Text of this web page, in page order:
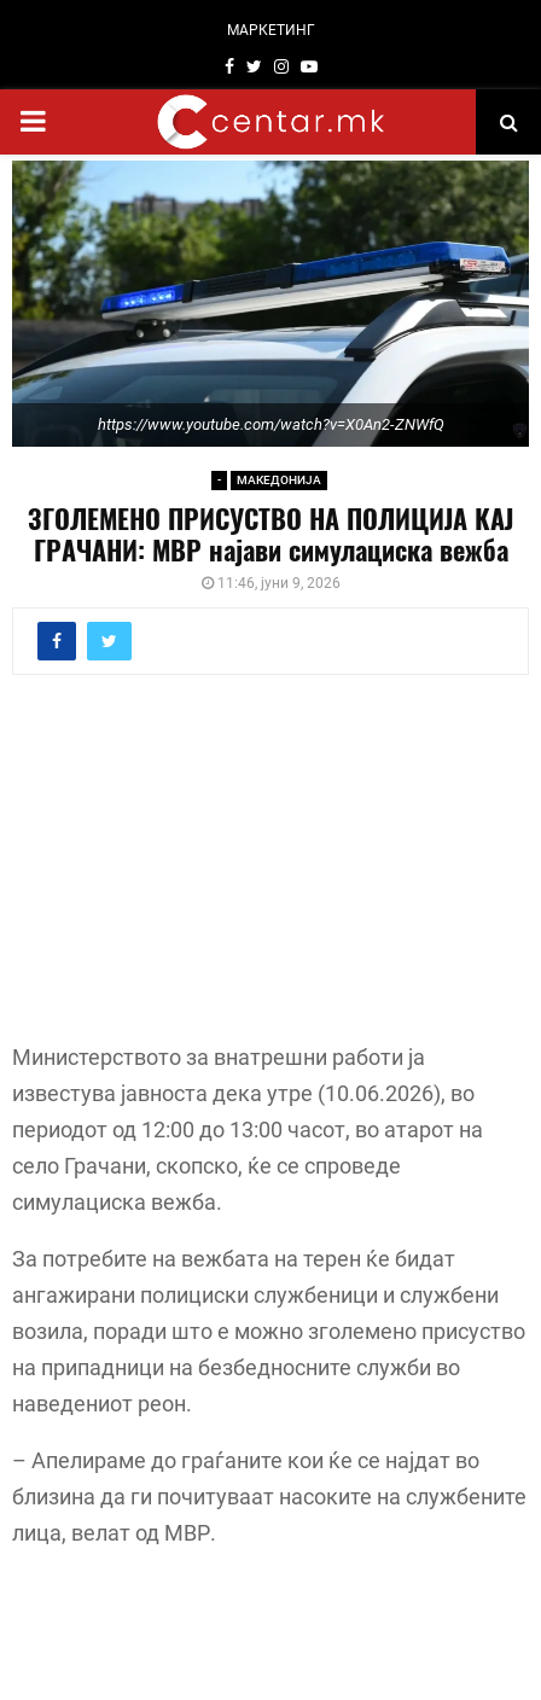
МАРКЕТИНГ
Facebook
TwitterInstagram
Youtube
PRIMARY
MENU
https://www.youtube.com/watch?v=X0An2-ZNWfQ
- МАКЕДОНИЈА
ЗГОЛЕМЕНО ПРИСУСТВО НА ПОЛИЦИЈА КАЈ
ГРАЧАНИ: МВР најави симулациска вежба
11:46, јуни 9, 2026
Министерството за внатрешни работи ја
известува јавноста дека утре (10.06.2026), во
периодот од 12:00 до 13:00 часот, во атарот на
село Грачани, скопско, ќе се спроведе
симулациска вежба.
За потребите на вежбата на терен ќе бидат
ангажирани полициски службеници и службени
возила, поради што е можно зголемено присуство
на припадници на безбедносните служби во
наведениот реон.
– Апелираме до граѓаните кои ќе се најдат во
близина да ги почитуваат насоките на службените
лица, велат од МВР.